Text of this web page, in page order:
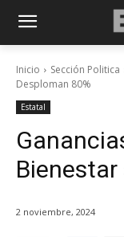
Inicio Sección Politica
Desploman 80%
Estatal
Bienestar
2 noviembre, 2024